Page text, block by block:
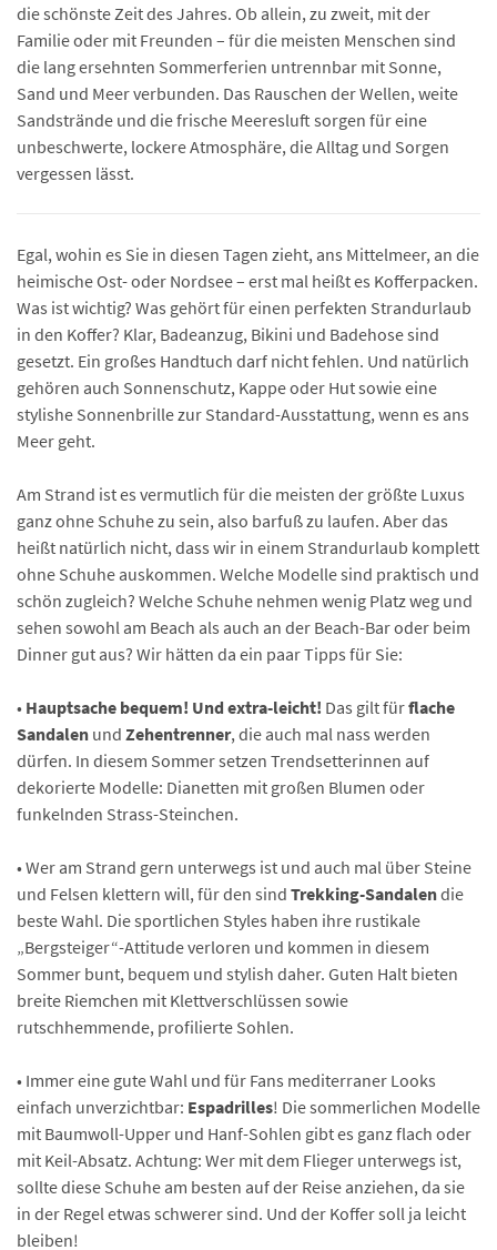
die schönste Zeit des Jahres. Ob allein, zu zweit, mit der
Familie oder mit Freunden – für die meisten Menschen sind
die lang ersehnten Sommerferien untrennbar mit Sonne,
Sand und Meer verbunden. Das Rauschen der Wellen, weite
Sandstrände und die frische Meeresluft sorgen für eine
unbeschwerte, lockere Atmosphäre, die Alltag und Sorgen
vergessen lässt.
Egal, wohin es Sie in diesen Tagen zieht, ans Mittelmeer, an die
heimische Ost- oder Nordsee – erst mal heißt es Kofferpacken.
Was ist wichtig? Was gehört für einen perfekten Strandurlaub
in den Koffer? Klar, Badeanzug, Bikini und Badehose sind
gesetzt. Ein großes Handtuch darf nicht fehlen. Und natürlich
gehören auch Sonnenschutz, Kappe oder Hut sowie eine
stylishe Sonnenbrille zur Standard-Ausstattung, wenn es ans
Meer geht.
Am Strand ist es vermutlich für die meisten der größte Luxus
ganz ohne Schuhe zu sein, also barfuß zu laufen. Aber das
heißt natürlich nicht, dass wir in einem Strandurlaub komplett
ohne Schuhe auskommen. Welche Modelle sind praktisch und
schön zugleich? Welche Schuhe nehmen wenig Platz weg und
sehen sowohl am Beach als auch an der Beach-Bar oder beim
Dinner gut aus? Wir hätten da ein paar Tipps für Sie:
• Hauptsache bequem! Und extra-leicht! Das gilt fürflache
Sandalen und Zehentrenner, die auch mal nass werden
dürfen. In diesem Sommer setzen Trendsetterinnen auf
dekorierte Modelle: Dianetten mit großen Blumen oder
funkelnden Strass-Steinchen.
• Wer am Strand gern unterwegs ist und auch mal über Steine
und Felsen klettern will, für den sind Trekking-Sandalendie
beste Wahl. Die sportlichen Styles haben ihre rustikale
„Bergsteiger“-Attitude verloren und kommen in diesem
Sommer bunt, bequem und stylish daher. Guten Halt bieten
breite Riemchen mit Klettverschlüssen sowie
rutschhemmende, profilierte Sohlen.
• Immer eine gute Wahl und für Fans mediterraner Looks
einfach unverzichtbar: Espadrilles! Die sommerlichen Modelle
mit Baumwoll-Upper und Hanf-Sohlen gibt es ganz flach oder
mit Keil-Absatz. Achtung: Wer mit dem Flieger unterwegs ist,
sollte diese Schuhe am besten auf der Reise anziehen, da sie
in der Regel etwas schwerer sind. Und der Koffer soll ja leicht
bleiben!